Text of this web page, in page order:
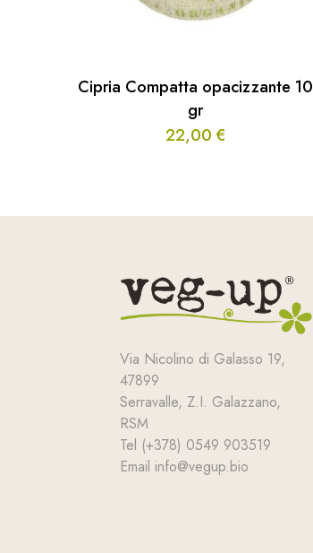
Cipria Compatta opacizzante 10
gr
22,00 €
Via Nicolino di Galasso 19,
47899
Serravalle, Z.I. Galazzano,
RSM
Tel (+378) 0549 903519
Email info@vegup.bio